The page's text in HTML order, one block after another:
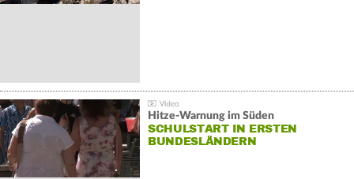
Hitze-Warnung im Süden
SCHULSTART IN ERSTEN
BUNDESLÄNDERN